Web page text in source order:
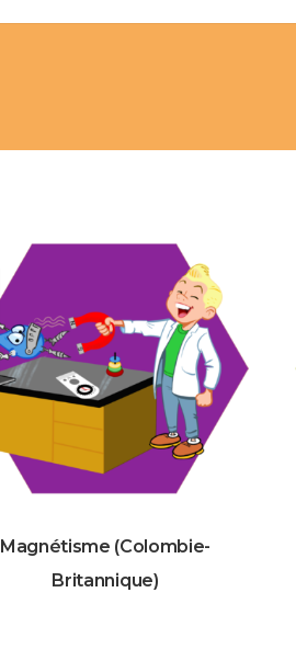
Magnétisme (Colombie-
Britannique)